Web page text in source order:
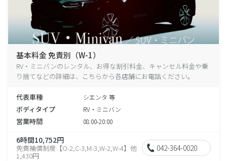
基本料金 免責別（W-1）
RV・ミニバンのレンタル、お得な割引料金、キャンセル料金や乗
り捨てなどの詳細は、こちらから各店舗にお電話ください。
代表車種 シエンタ 等
ボディタイプ RV・ミニバン
営業時間 08:00-20:00
6時間10,752円
免責補償制度【O-2,C-3,M-3,W-2,W-4】他
1,430円
042-364-0020